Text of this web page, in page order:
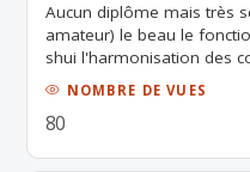
Aucun diplôme mais très
amateur) le beau le
shui l'harmonisation des
dans le domaine du Bien
NOMBRE DE VUES
80